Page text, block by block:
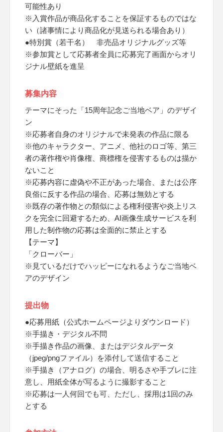
可能性あり
※入賞作品が商品化することを保証するものではな
い（諸事情により商品化が見送られる場合あり）
●特別賞（若干名） 非売品オリジナルグッズ等
※参加賞として応募者全員に応募完了画面からオリ
ジナル壁紙を進呈
募集内容
テーマにそった「15周年記念ご当地ベア」のデザイ
ン
※応募者自身のオリジナルで未発表の作品に限る
※他のキャラクター、アニメ、他社のロゴ等、第三
者の著作権や肖像権、商標権を侵害するものは描か
ないこと
※応募内容に虚偽や不正があった場合、または公序
良俗に反する作品の場合、応募は無効とする
※既存の著作物との類似による権利侵害や炎上リス
クを完全に回避するため、AI画像生成サービスを利
用した制作物の応募は全面的に禁止とする
【テーマ】
「クローバー」
※見ているだけでハッピーになれるようなご当地ベ
アのデザイン
提出物
●応募用紙（公式ホームページよりダウンロード）
※手描き・デジタル不問
※手描き作品の画像、またはデジタルデータ
（jpeg/pngファイル）を添付して送信すること
※手描き（アナログ）の場合、明るさや手ブレに注
意し、用紙全体が写るように撮影すること
※応募は一人何回でも可、ただし、採用は1回のみ
とする